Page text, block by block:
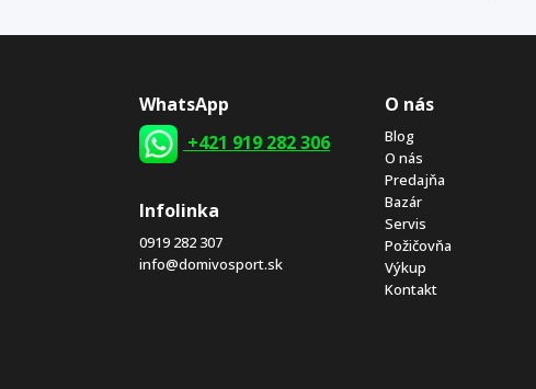
WhatsApp
+421 919 282 306
Infolinka
0919 282 307
info@domivosport.sk
O nás
Blog
O nás
Predajňa
Bazár
Servis
Požičovňa
Výkup
Kontakt